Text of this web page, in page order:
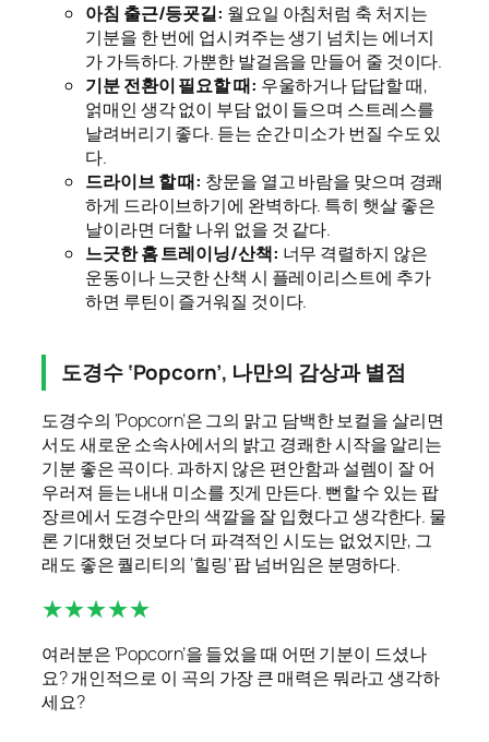
아침 출근/등굣길: 월요일 아침처럼 축 처지는
기분을 한 번에 업시켜주는 생기 넘치는 에너지
가 가득하다. 가뿐한 발걸음을 만들어 줄 것이다.
기분 전환이 필요할 때: 우울하거나 답답할 때,
얽매인 생각 없이 부담 없이 들으며 스트레스를
날려버리기 좋다. 듣는 순간 미소가 번질 수도 있
다.
드라이브 할 때: 창문을 열고 바람을 맞으며 경쾌
하게 드라이브하기에 완벽하다. 특히 햇살 좋은
날이라면 더할 나위 없을 것 같다.
느긋한 홈 트레이닝/산책: 너무 격렬하지 않은
운동이나 느긋한 산책 시 플레이리스트에 추가
하면 루틴이 즐거워질 것이다.
도경수 ‘Popcorn’, 나만의 감상과 별점
도경수의 ‘Popcorn’은 그의 맑고 담백한 보컬을 살리면
서도 새로운 소속사에서의 밝고 경쾌한 시작을 알리는
기분 좋은 곡이다. 과하지 않은 편안함과 설렘이 잘 어
우러져 듣는 내내 미소를 짓게 만든다. 뻔할 수 있는 팝
장르에서 도경수만의 색깔을 잘 입혔다고 생각한다. 물
론 기대했던 것보다 더 파격적인 시도는 없었지만, 그
래도 좋은 퀄리티의 ‘힐링’ 팝 넘버임은 분명하다.
★★★★★
여러분은 ‘Popcorn’을 들었을 때 어떤 기분이 드셨나
요? 개인적으로 이 곡의 가장 큰 매력은 뭐라고 생각하
세요?